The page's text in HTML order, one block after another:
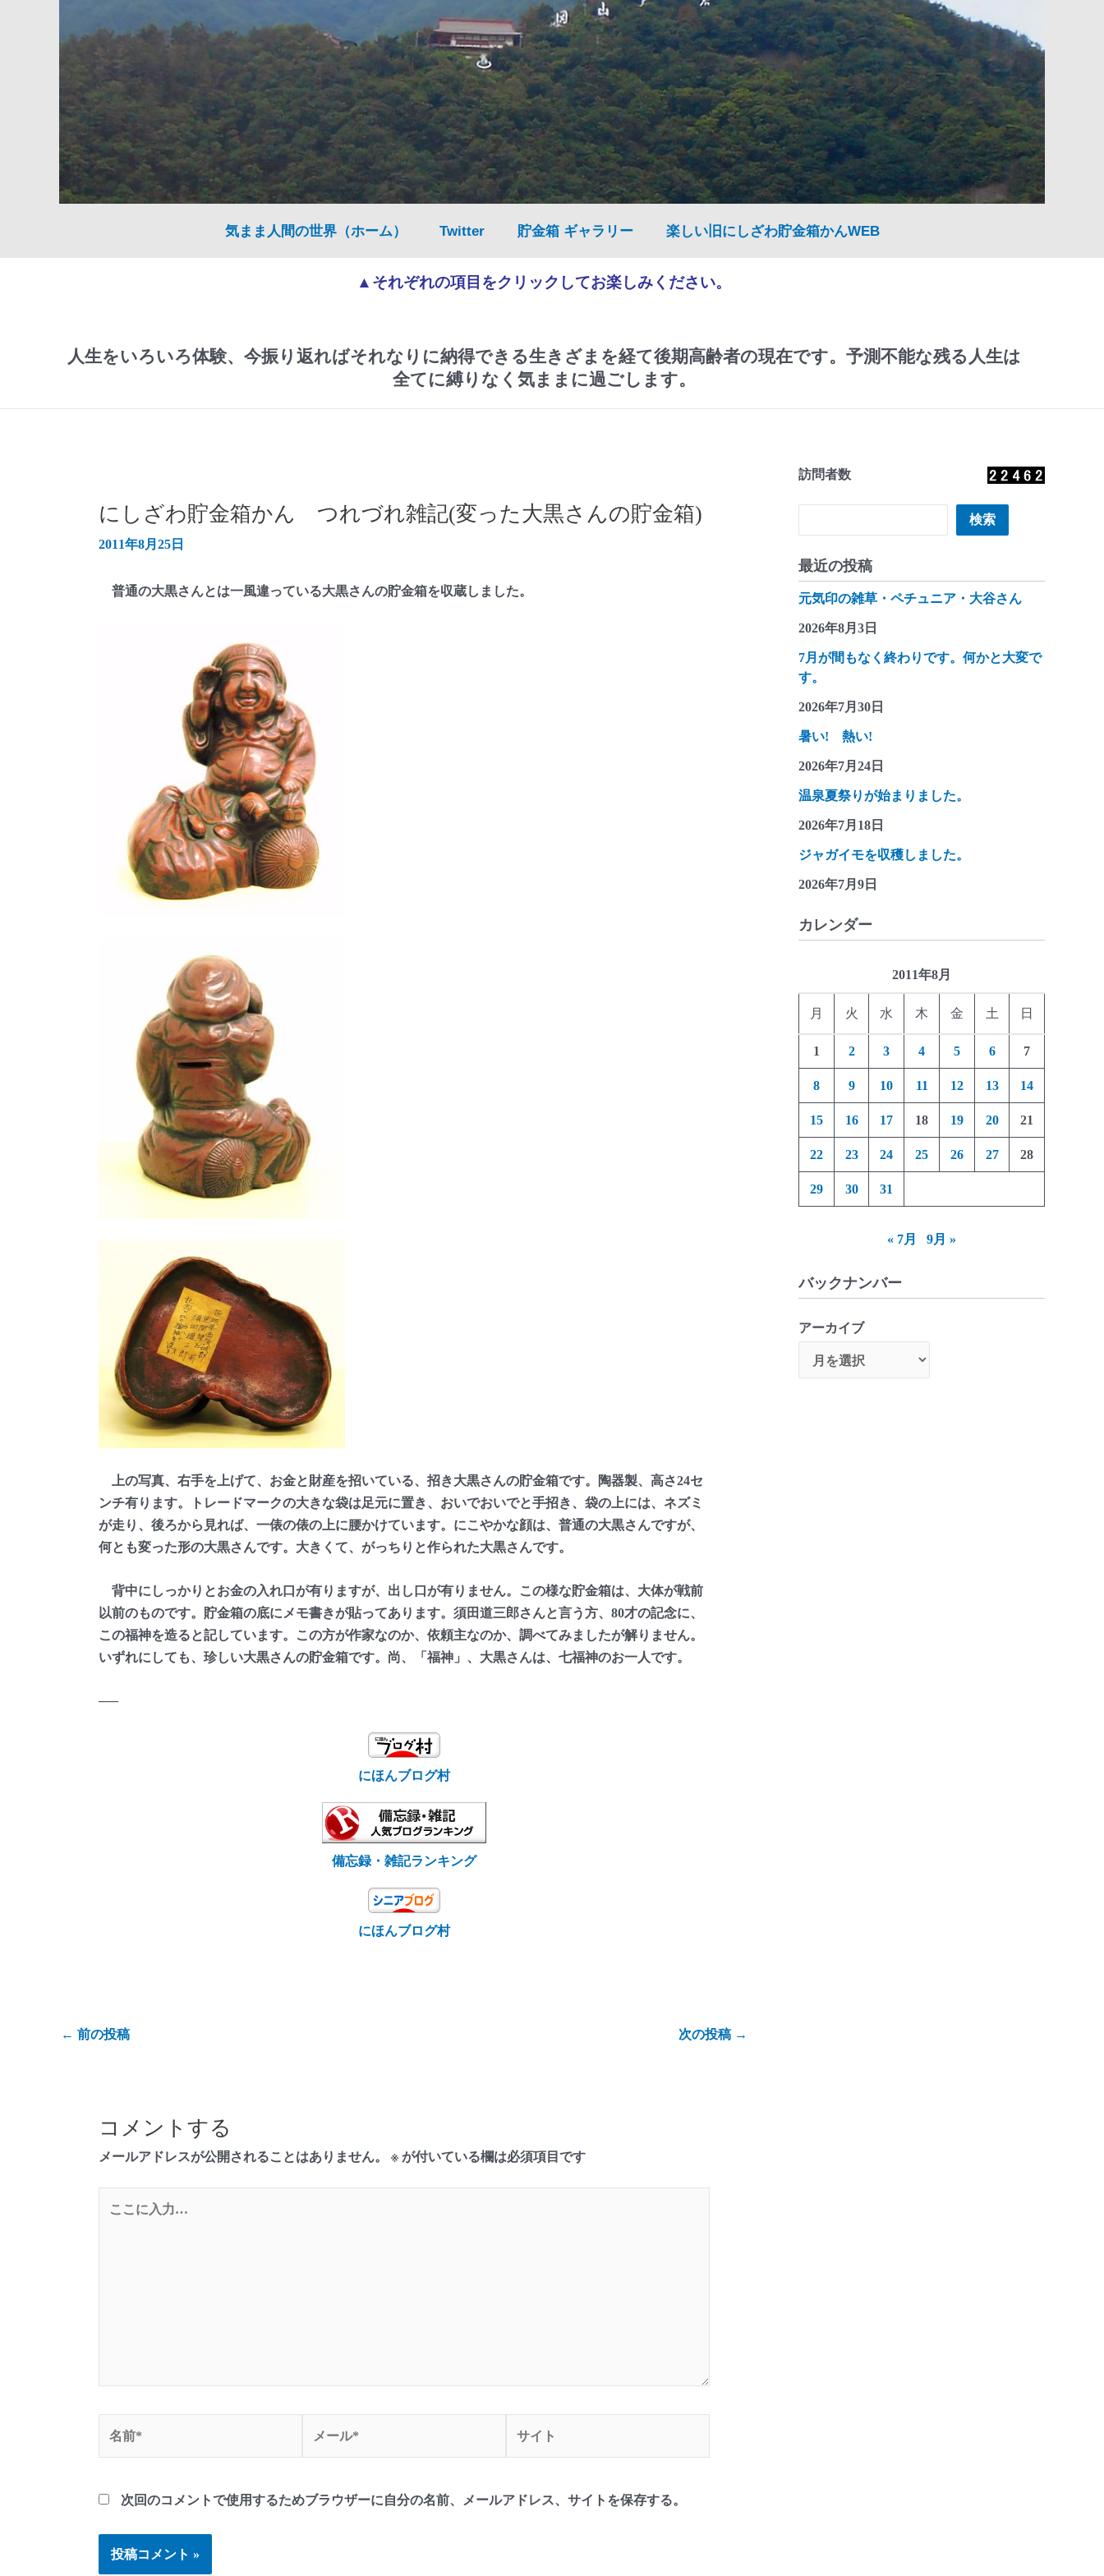
気まま人間の世界（ホーム） Twitter 貯金箱 ギャラリー 楽しい旧にしざわ貯金箱かんWEB
▲それぞれの項目をクリックしてお楽しみください。
人生をいろいろ体験、今振り返ればそれなりに納得できる生きざまを経て後期高齢者の現在です。予測不能な残る人生は
全てに縛りなく気ままに過ごします。
にしざわ貯金箱かん つれづれ雑記(変った大黒さんの貯金箱)
2011年8月25日
普通の大黒さんとは一風違っている大黒さんの貯金箱を収蔵しました。
上の写真、右手を上げて、お金と財産を招いている、招き大黒さんの貯金箱です。陶器製、高さ24セ
ンチ有ります。トレードマークの大きな袋は足元に置き、おいでおいでと手招き、袋の上には、ネズミ
が走り、後ろから見れば、一俵の俵の上に腰かけています。にこやかな顔は、普通の大黒さんですが、
何とも変った形の大黒さんです。大きくて、がっちりと作られた大黒さんです。
背中にしっかりとお金の入れ口が有りますが、出し口が有りません。この様な貯金箱は、大体が戦前
以前のものです。貯金箱の底にメモ書きが貼ってあります。須田道三郎さんと言う方、80才の記念に、
この福神を造ると記しています。この方が作家なのか、依頼主なのか、調べてみましたが解りません。
いずれにしても、珍しい大黒さんの貯金箱です。尚、「福神」、大黒さんは、七福神のお一人です。
—–
にほんブログ村
備忘録・雑記ランキング
にほんブログ村
← 前の投稿 次の投稿 →
コメントする
メールアドレスが公開されることはありません。 ※ が付いている欄は必須項目です
次回のコメントで使用するためブラウザーに自分の名前、メールアドレス、サイトを保存する。
訪問者数
検索
最近の投稿
元気印の雑草・ペチュニア・大谷さん
2026年8月3日
7月が間もなく終わりです。何かと大変で
す。
2026年7月30日
暑い! 熱い!
2026年7月24日
温泉夏祭りが始まりました。
2026年7月18日
ジャガイモを収穫しました。
2026年7月9日
カレンダー
2011年8月
月 火 水 木 金 土 日
1 2 3 4 5 6 7
8 9 10 11 12 13 14
15 16 17 18 19 20 21
22 23 24 25 26 27 28
29 30 31
« 7月 9月 »
バックナンバー
アーカイブ